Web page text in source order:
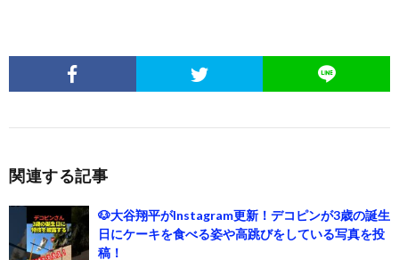
関連する記事
🐶大谷翔平がInstagram更新！デコピンが3歳の誕生
日にケーキを食べる姿や高跳びをしている写真を投
稿！